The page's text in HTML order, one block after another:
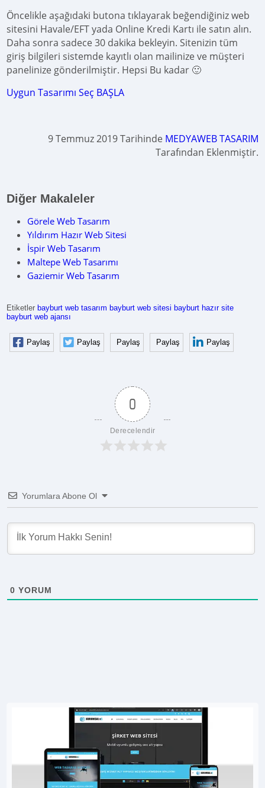
Öncelikle aşağıdaki butona tıklayarak beğendiğiniz web
sitesini Havale/EFT yada Online Kredi Kartı ile satın alın.
Daha sonra sadece 30 dakika bekleyin. Sitenizin tüm
giriş bilgileri sistemde kayıtlı olan mailinize ve müşteri
panelinize gönderilmiştir. Hepsi Bu kadar 🙂
Uygun Tasarımı Seç BAŞLA
9 Temmuz 2019 Tarihinde MEDYAWEB TASARIM
Tarafından Eklenmiştir.
Diğer Makaleler
Görele Web Tasarım
Yıldırım Hazır Web Sitesi
İspir Web Tasarım
Maltepe Web Tasarımı
Gaziemir Web Tasarım
Etiketler bayburt web tasarım bayburt web sitesi bayburt hazır site
bayburt web ajansı
Paylaş Paylaş Paylaş Paylaş Paylaş
0
Derecelendir
Yorumlara Abone Ol
0 YORUM